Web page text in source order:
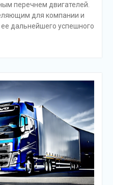
перечнем двигателей.
для компании и
дальнейшего успешного